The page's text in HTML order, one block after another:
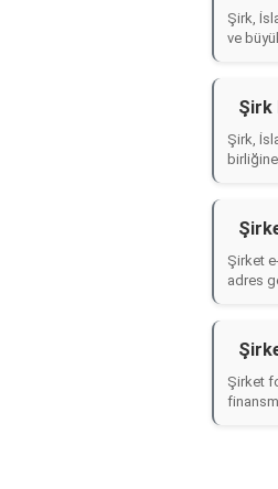
Şirk,
ve
Şirk
Şirk,
Şirket
adres
Şirket